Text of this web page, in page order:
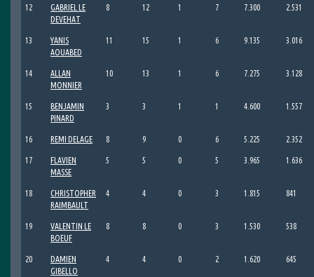
12
GABRIEL LE
DEVEHAT
8 12 1 7 7.300 2.531
13
YANIS
AOUABED
11 15 1 6 9.135 3.016
14
ALLAN
MONNIER
10 13 1 6 7.275 3.128
15
BENJAMIN
PINARD
3 3 1 1 4.600 1.557
16 REMI DELAGE 8 9 0 6 5.225 2.352
17
FLAVIEN
MASSE
5 5 0 5 3.965 1.636
18
CHRISTOPHER
RAIMBAULT
4 4 0 3 1.815 841
19
VALENTIN LE
BOEUF
8 8 0 3 1.530 538
20
DAMIEN
GIBELLO
4 4 0 2 1.620 645